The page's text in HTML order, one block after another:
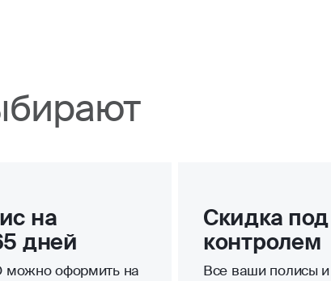
на
дней
можно оформить на
Скидка под
контролем
Все ваши полисы